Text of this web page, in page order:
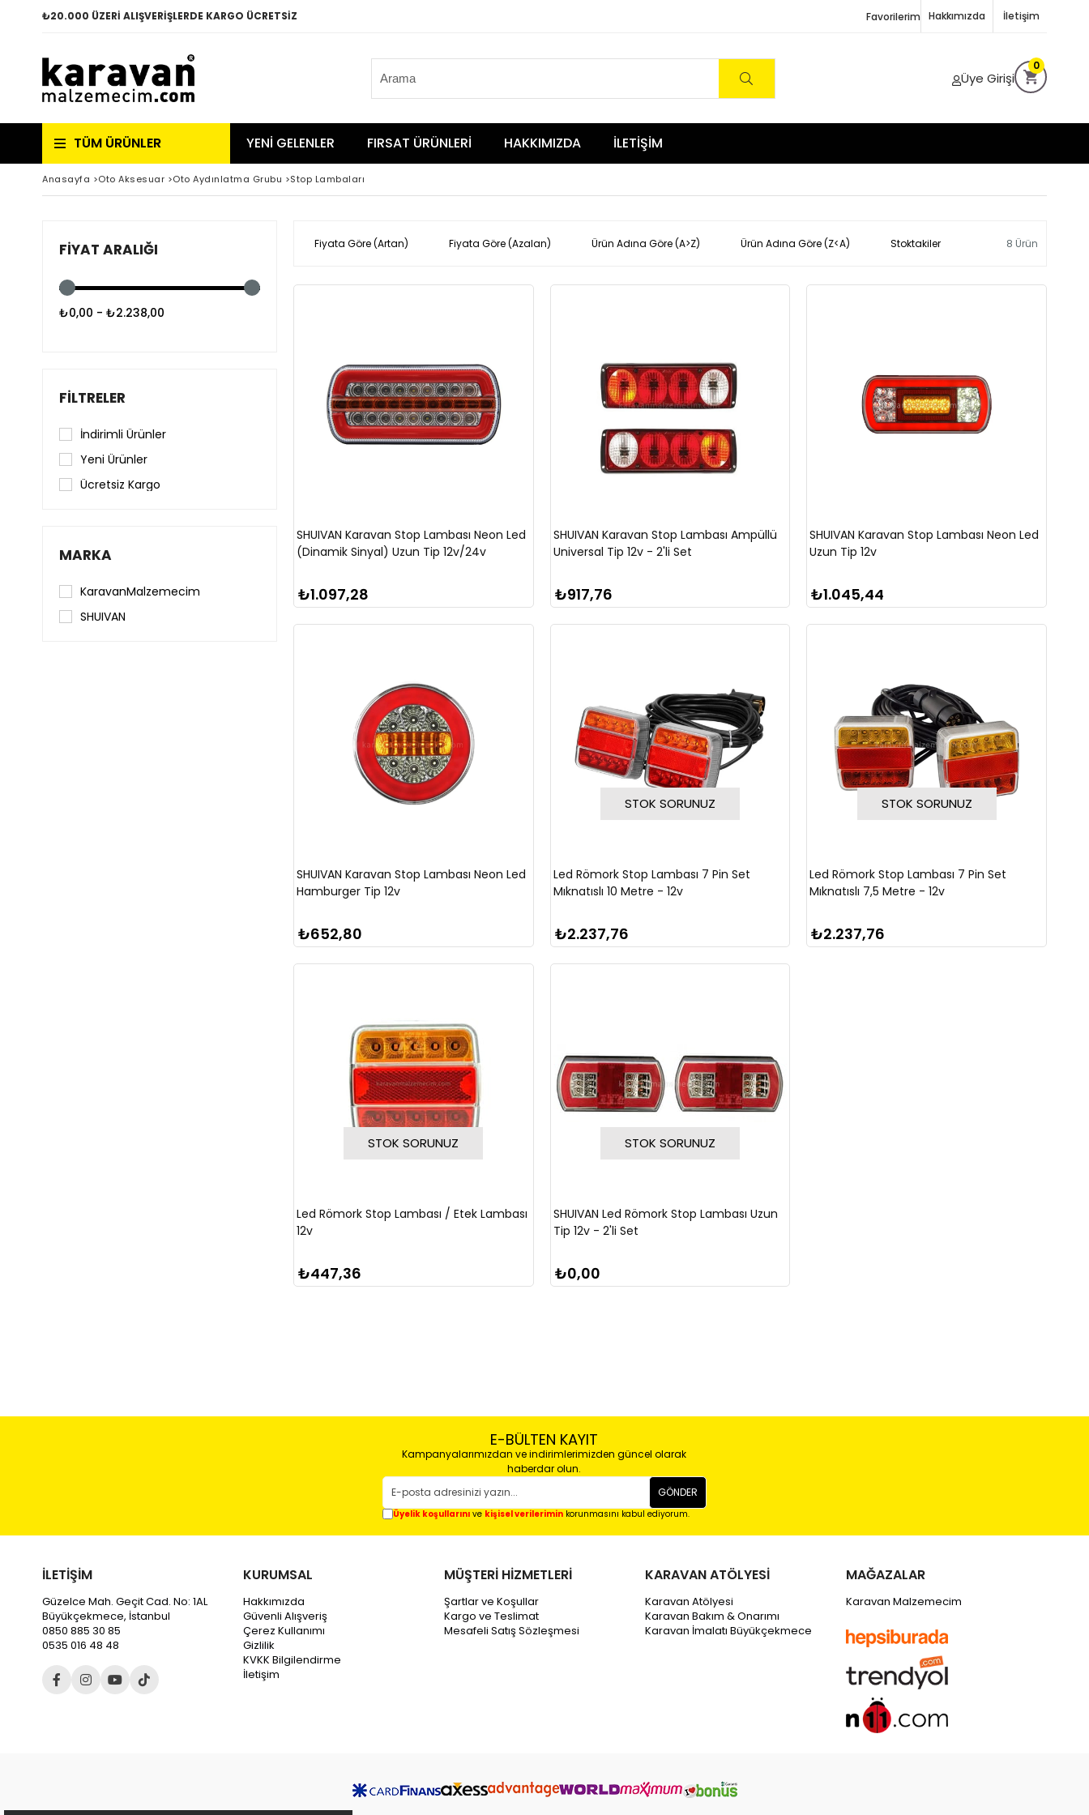
₺20.000 ÜZERİ ALIŞVERİŞLERDE KARGO ÜCRETSİZ Favorilerim Hakkımızda İletişim
Üye Girişi
0
TÜM ÜRÜNLER YENİ GELENLER FIRSAT ÜRÜNLERİ HAKKIMIZDA İLETİŞİM
Anasayfa >Oto Aksesuar >Oto Aydınlatma Grubu >Stop Lambaları
FIYAT ARALIĞI
₺0,00 - ₺2.238,00
FILTRELER
İndirimli Ürünler
Yeni Ürünler
Ücretsiz Kargo
MARKA
KaravanMalzemecim
SHUIVAN
Fiyata Göre (Artan) Fiyata Göre (Azalan) Ürün Adına Göre (A>Z) Ürün Adına Göre (Z<A) Stoktakiler 8 Ürün
SHUIVAN Karavan Stop Lambası Neon Led
(Dinamik Sinyal) Uzun Tip 12v/24v
₺1.097,28
SHUIVAN Karavan Stop Lambası Ampüllü
Universal Tip 12v - 2'li Set
₺917,76
SHUIVAN Karavan Stop Lambası Neon Led
Uzun Tip 12v
₺1.045,44
SHUIVAN Karavan Stop Lambası Neon Led
Hamburger Tip 12v
₺652,80
STOK SORUNUZ
Led Römork Stop Lambası 7 Pin Set
Mıknatıslı 10 Metre - 12v
₺2.237,76
STOK SORUNUZ
Led Römork Stop Lambası 7 Pin Set
Mıknatıslı 7,5 Metre - 12v
₺2.237,76
STOK SORUNUZ
Led Römork Stop Lambası / Etek Lambası
12v
₺447,36
STOK SORUNUZ
SHUIVAN Led Römork Stop Lambası Uzun
Tip 12v - 2'li Set
₺0,00
E-BÜLTEN KAYIT
Kampanyalarımızdan ve indirimlerimizden güncel olarak
haberdar olun.
GÖNDER
Üyelik koşullarını ve kişisel verilerimin korunmasını kabul ediyorum.
İLETİŞİM
Güzelce Mah. Geçit Cad. No: 1AL
Büyükçekmece, İstanbul
0850 885 30 85
0535 016 48 48
KURUMSAL
Hakkımızda
Güvenli Alışveriş
Çerez Kullanımı
Gizlilik
KVKK Bilgilendirme
İletişim
MÜŞTERİ HİZMETLERİ
Şartlar ve Koşullar
Kargo ve Teslimat
Mesafeli Satış Sözleşmesi
KARAVAN ATÖLYESİ
Karavan Atölyesi
Karavan Bakım & Onarımı
Karavan İmalatı Büyükçekmece
MAĞAZALAR
Karavan Malzemecim